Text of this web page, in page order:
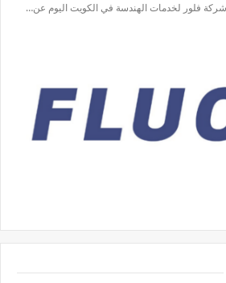
فلور لخدمات الهندسة في الكويت اليوم عن…